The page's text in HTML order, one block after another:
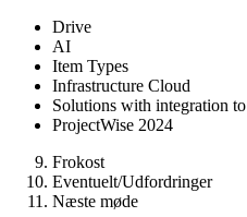
Drive
AI
Item Types
Infrastructure Cloud
Solutions with integration
ProjectWise 2024
Frokost
Eventuelt/Udfordringer
Næste møde